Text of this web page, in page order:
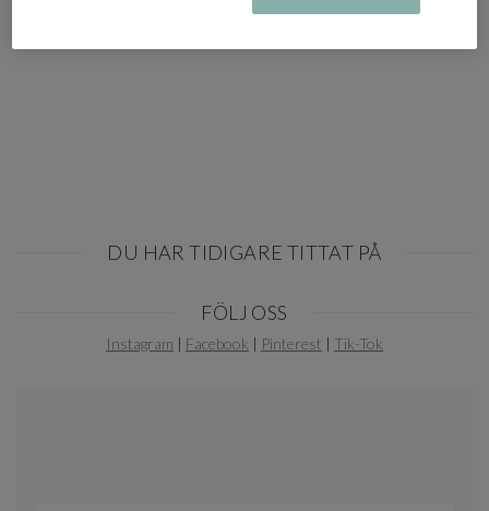
DU HAR TIDIGARE TITTAT PÅ
FÖLJ OSS
Instagram | Facebook | Pinterest | Tik-Tok